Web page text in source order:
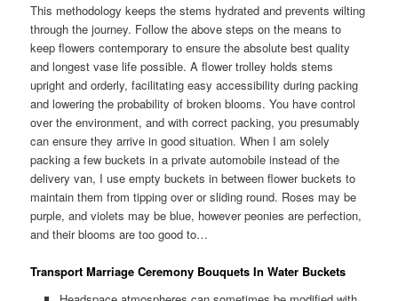
This methodology keeps the stems hydrated and prevents wilting
through the journey. Follow the above steps on the means to
keep flowers contemporary to ensure the absolute best quality
and longest vase life possible. A flower trolley holds stems
upright and orderly, facilitating easy accessibility during packing
and lowering the probability of broken blooms. You have control
over the environment, and with correct packing, you presumably
can ensure they arrive in good situation. When I am solely
packing a few buckets in a private automobile instead of the
delivery van, I use empty buckets in between flower buckets to
maintain them from tipping over or sliding round. Roses may be
purple, and violets may be blue, however peonies are perfection,
and their blooms are too good to…
Transport Marriage Ceremony Bouquets In Water Buckets